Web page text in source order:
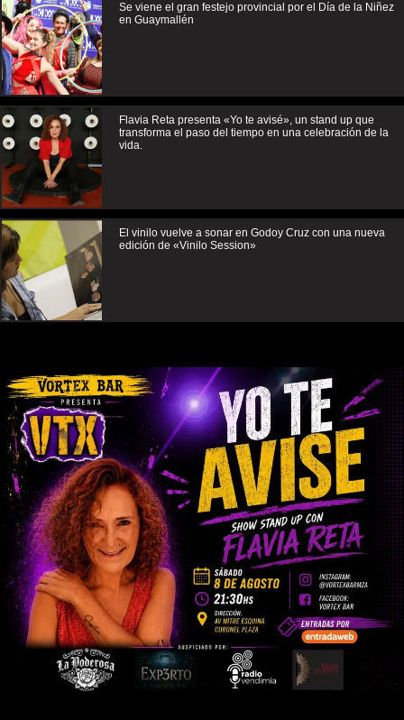
Se viene el gran festejo provincial por el Día de la Niñez
en Guaymallén
Flavia Reta presenta «Yo te avisé», un stand up que
transforma el paso del tiempo en una celebración de la
vida.
El vinilo vuelve a sonar en Godoy Cruz con una nueva
edición de «Vinilo Session»